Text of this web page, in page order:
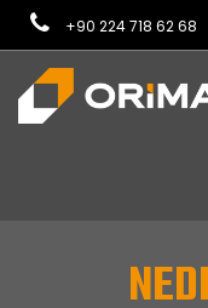
+90 224 718 62 68